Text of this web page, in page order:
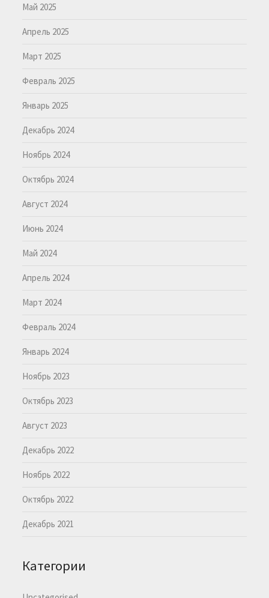
Май 2025
Апрель 2025
Март 2025
Февраль 2025
Январь 2025
Декабрь 2024
Ноябрь 2024
Октябрь 2024
Август 2024
Июнь 2024
Май 2024
Апрель 2024
Март 2024
Февраль 2024
Январь 2024
Ноябрь 2023
Октябрь 2023
Август 2023
Декабрь 2022
Ноябрь 2022
Октябрь 2022
Декабрь 2021
Категории